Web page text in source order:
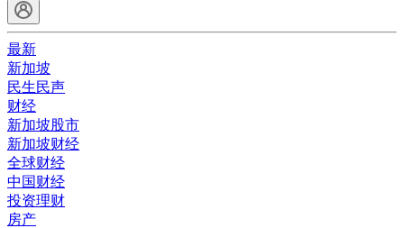
最新
新加坡
民生民声
财经
新加坡股市
新加坡财经
全球财经
中国财经
投资理财
房产